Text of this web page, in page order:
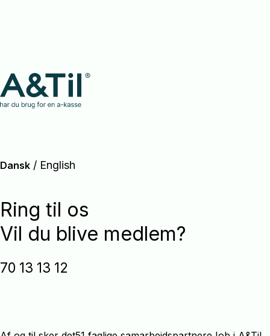
Dansk / English
Ring til os
Vil du blive medlem?
70 13 13 12